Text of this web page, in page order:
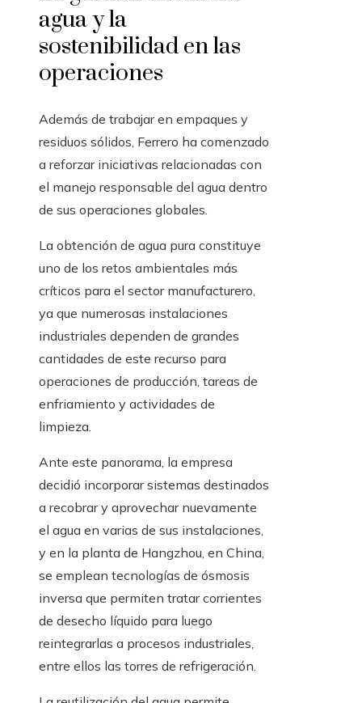
agua y la
sostenibilidad en las
operaciones
Además de trabajar en empaques y
residuos sólidos, Ferrero ha comenzado
a reforzar iniciativas relacionadas con
el manejo responsable del agua dentro
de sus operaciones globales.
La obtención de agua pura constituye
uno de los retos ambientales más
críticos para el sector manufacturero,
ya que numerosas instalaciones
industriales dependen de grandes
cantidades de este recurso para
operaciones de producción, tareas de
enfriamiento y actividades de
limpieza.
Ante este panorama, la empresa
decidió incorporar sistemas destinados
a recobrar y aprovechar nuevamente
el agua en varias de sus instalaciones,
y en la planta de Hangzhou, en China,
se emplean tecnologías de ósmosis
inversa que permiten tratar corrientes
de desecho líquido para luego
reintegrarlas a procesos industriales,
entre ellos las torres de refrigeración.